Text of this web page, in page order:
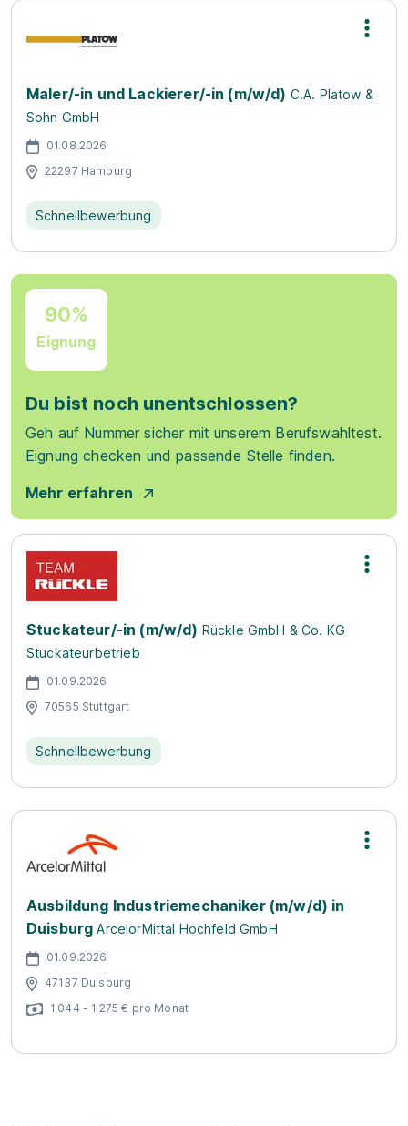
Maler/-in und Lackierer/-in (m/w/d) C.A. Platow &
Sohn GmbH
01.08.2026
22297 Hamburg
Schnellbewerbung
90%
Eignung
Du bist noch unentschlossen?
Geh auf Nummer sicher mit unserem Berufswahltest.
Eignung checken und passende Stelle finden.
Mehr erfahren
Stuckateur/-in (m/w/d) Rückle GmbH & Co. KG
Stuckateurbetrieb
01.09.2026
70565 Stuttgart
Schnellbewerbung
Ausbildung Industriemechaniker (m/w/d) in
Duisburg ArcelorMittal Hochfeld GmbH
01.09.2026
47137 Duisburg
1.044 - 1.275 € pro Monat